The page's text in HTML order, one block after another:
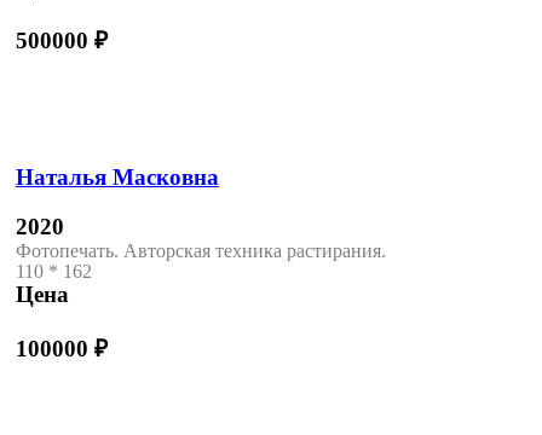
500000 ₽
Наталья Масковна
2020
Фотопечать. Авторская техника растирания.
110 * 162
Цена
100000 ₽